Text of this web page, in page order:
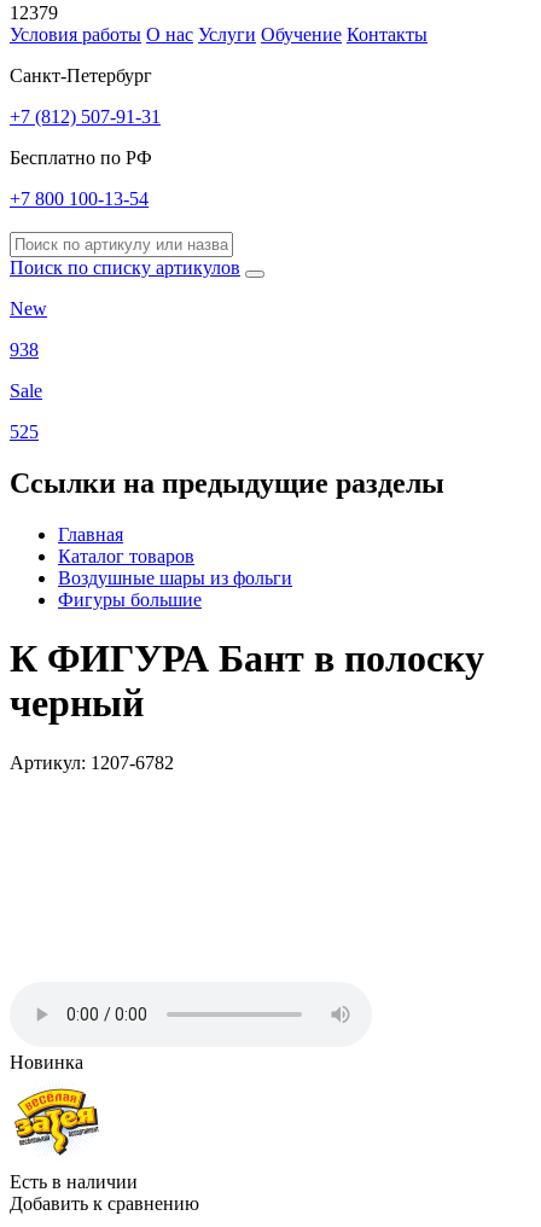
12379
Условия работы О нас Услуги Обучение Контакты
Санкт-Петербург
+7 (812) 507-91-31
Бесплатно по РФ
+7 800 100-13-54
Поиск по списку артикулов
New
938
Sale
525
Ссылки на предыдущие разделы
Главная
Каталог товаров
Воздушные шары из фольги
Фигуры большие
К ФИГУРА Бант в полоску
черный
Артикул: 1207-6782
Новинка
Есть в наличии
Добавить к сравнению